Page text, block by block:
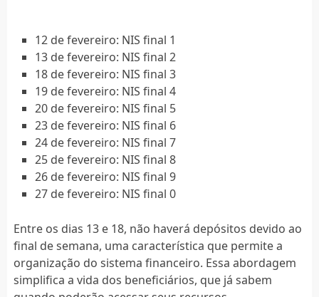
12 de fevereiro: NIS final 1
13 de fevereiro: NIS final 2
18 de fevereiro: NIS final 3
19 de fevereiro: NIS final 4
20 de fevereiro: NIS final 5
23 de fevereiro: NIS final 6
24 de fevereiro: NIS final 7
25 de fevereiro: NIS final 8
26 de fevereiro: NIS final 9
27 de fevereiro: NIS final 0
Entre os dias 13 e 18, não haverá depósitos devido ao
final de semana, uma característica que permite a
organização do sistema financeiro. Essa abordagem
simplifica a vida dos beneficiários, que já sabem